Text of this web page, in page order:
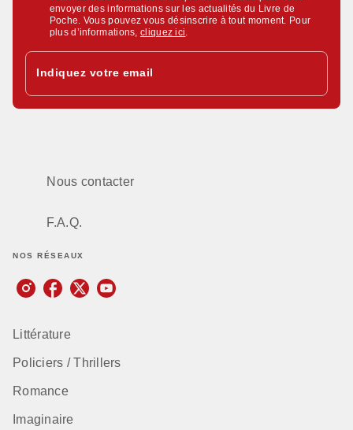
envoyer des informations sur les actualités du Livre de
Poche. Vous pouvez vous désinscrire à tout moment. Pour
plus d’informations,cliquez ici
Indiquez votre email
Nous contacter
F.A.Q.
NOS RÉSEAUX
Littérature
Policiers / Thrillers
Romance
Imaginaire